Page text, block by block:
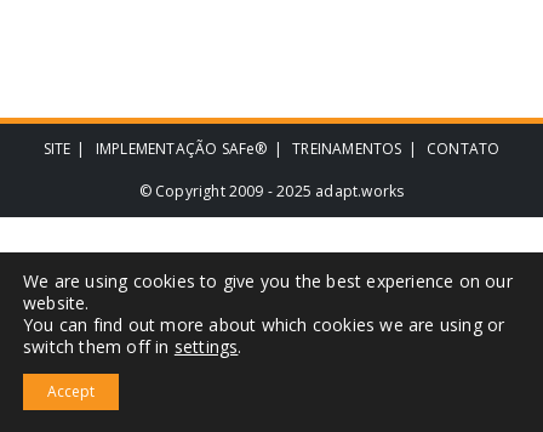
SITE IMPLEMENTAÇÃO SAFe® TREINAMENTOS CONTATO
© Copyright 2009 - 2025 adapt.works
We are using cookies to give you the best experience on our
website.
You can find out more about which cookies we are using or
switch them off in settings.
Accept